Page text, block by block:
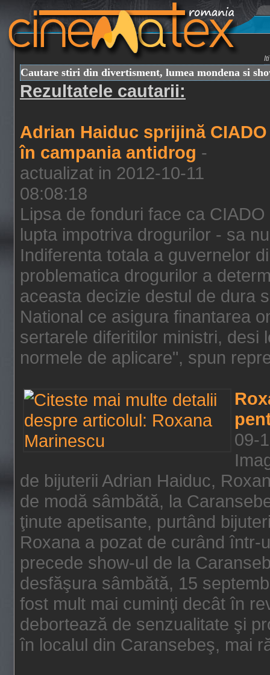
Cautare stiri din divertisment, lumea mondena si
Rezultatele cautarii:
Adrian Haiduc sprijină CIADO
în campania antidrog -
actualizat in 2012-10-11
08:08:18
Lipsa de fonduri face ca
lupta impotriva drogurilor - sa
Indiferenta totala a guvernelor
problematica drogurilor a
aceasta decizie destul de dura
National ce asigura finantarea
sertarele diferitilor ministri, desi
normele de aplicare", spun
09-
de bijuterii Adrian Haiduc,
de modă sâmbătă, la
ţinute apetisante, purtând
Roxana a pozat de curând
precede show-ul de la
desfăşura sâmbătă, 15
fost mult mai cuminţi decât în
debortează de senzualitate şi
în localul din Caransebeş, mai